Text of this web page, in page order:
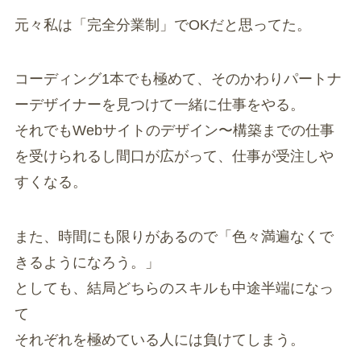
元々私は「完全分業制」でOKだと思ってた。
コーディング1本でも極めて、そのかわりパートナ
ーデザイナーを見つけて一緒に仕事をやる。
それでもWebサイトのデザイン〜構築までの仕事
を受けられるし間口が広がって、仕事が受注しや
すくなる。
また、時間にも限りがあるので「色々満遍なくで
きるようになろう。」
としても、結局どちらのスキルも中途半端になっ
て
それぞれを極めている人には負けてしまう。